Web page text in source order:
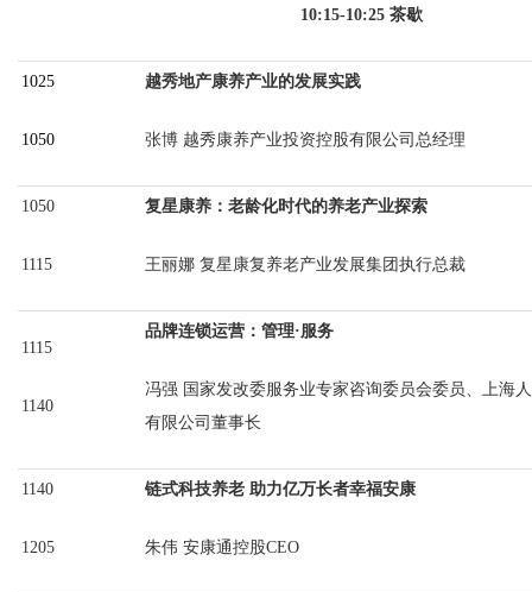
10:15-10:25 茶歇
1025
1050
越秀地产康养产业的发展实践
张博 越秀康养产业投资控股有限公司总经理
1050
1115
复星康养：老龄化时代的养老产业探索
王丽娜 复星康复养老产业发展集团执行总裁
1115
1140
品牌连锁运营：管理·服务
冯强 国家发改委服务业专家咨询委员会委员、上海
有限公司董事长
1140
1205
链式科技养老 助力亿万长者幸福安康
朱伟 安康通控股CEO